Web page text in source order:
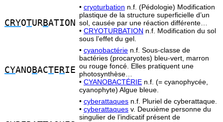
CRYOTURBATION
• cryoturbation n.f. (Pédologie) Modification
plastique de la structure superficielle d’un
sol, causée par une réaction différente…
• CRYOTURBATION n.f. Modification du sol
sous l’effet du gel.
CYANO BACTE RIE
• cyanobactérie n.f. Sous-classe de
bactéries (procaryotes) bleu-vert, marron
ou rouge foncé. Elles pratiquent une
photosynthèse…
• CYANOBACTÉRIE n.f. (= cyanophycée,
cyanophyte) Algue bleue.
• cyberattaques n.f. Pluriel de cyberattaque.
• cyberattaques v. Deuxième personne du
singulier de l’indicatif présent de